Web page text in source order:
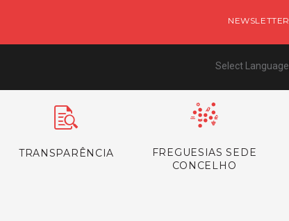
NEWSLETTER
Select Language
TRANSPARÊNCIA
FREGUESIAS SEDE
CONCELHO